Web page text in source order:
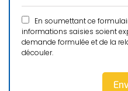
En soumettant ce
informations saisies soient
demande formulée et de la
découler.